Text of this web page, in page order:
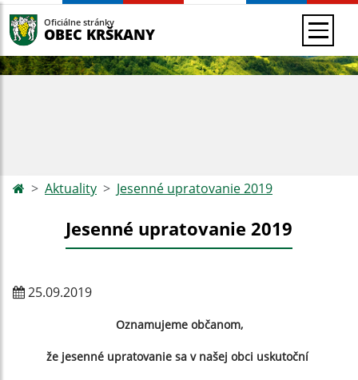
Oficiálne stránky
OBEC KRŠKANY
Aktuality Jesenné upratovanie 2019
Jesenné upratovanie 2019
25.09.2019
Oznamujeme občanom,
že jesenné upratovanie sa v našej obci uskutoční